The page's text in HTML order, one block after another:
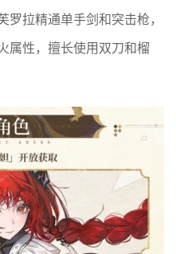
拉精通单手剑和突击枪，
属性，擅长使用双刀和榴